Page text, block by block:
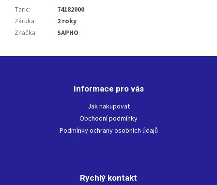
Taric:
74182000
Záruka:
2 roky
Značka: SAPHO
Informace pro vás
Jak nakupovat
Obchodní podmínky
Podmínky ochrany osobních údajů
Rychlý kontakt